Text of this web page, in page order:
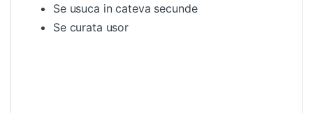
Se usuca in cateva secunde
Se curata usor